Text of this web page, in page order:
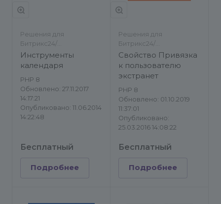
Решения для
Битрикс24/
Инструменты
Инструменты
календаря
PHP 8
Обновлено: 27.11.2017
14:17:21
Опубликовано: 11.06.2014
14:22:48
Бесплатный
Подробнее
Решения для
Битрикс24/
Инструменты
Свойство Привязка
к пользователю
экстранет
PHP 8
Обновлено: 01.10.2019
11:37:01
Опубликовано:
25.03.2016 14:08:22
Бесплатный
Подробнее